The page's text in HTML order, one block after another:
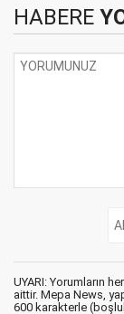
HABERE
UYARI: Yorumların
aittir. Mepa News,
600 karakterle